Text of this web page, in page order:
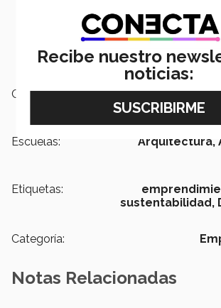
Campus:
Escuelas: Arquitectura,
Etiquetas:
sustentabilidad,
Categoría:
Notas Relacionadas
Recibe nuestro
noticias: